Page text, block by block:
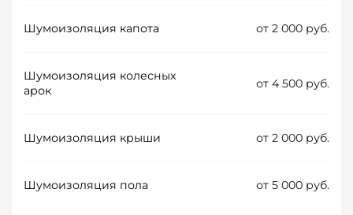
Шумоизоляция капота от 2 000 руб.
Шумоизоляция колесных
арок
от 4 500 руб.
Шумоизоляция крыши от 2 000 руб.
Шумоизоляция пола от 5 000 руб.